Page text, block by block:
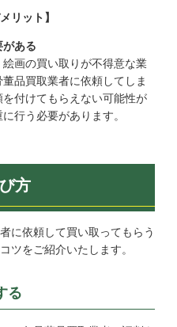
リット】
ある
画の買い取りが不得意な業
品買取業者に依頼してしま
付けてもらえない可能性が
行う必要があります。
方
に依頼して買い取ってもらう
ツをご紹介いたします。
る